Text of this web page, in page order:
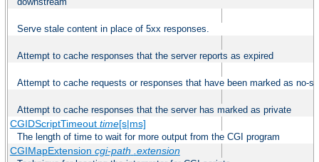
Serve stale content in place of 5xx responses.
Attempt to cache responses that the server reports as expired
Attempt to cache requests or responses that have been marked as no-
Attempt to cache responses that the server has marked as private
CGIDScriptTimeout time[s|ms]
The length of time to wait for more output from the CGI program
CGIMapExtension cgi-path .extension